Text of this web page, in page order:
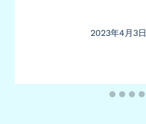
2023年4月3日